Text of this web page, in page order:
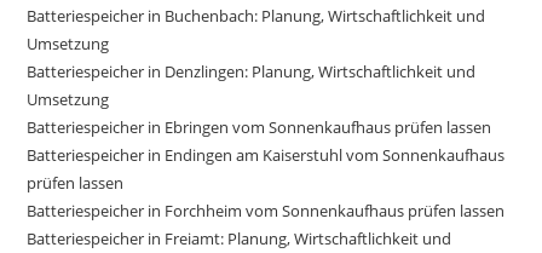
Batteriespeicher in Buchenbach: Planung, Wirtschaftlichkeit und
Umsetzung
Batteriespeicher in Denzlingen: Planung, Wirtschaftlichkeit und
Umsetzung
Batteriespeicher in Ebringen vom Sonnenkaufhaus prüfen lassen
Batteriespeicher in Endingen am Kaiserstuhl vom Sonnenkaufhaus
prüfen lassen
Batteriespeicher in Forchheim vom Sonnenkaufhaus prüfen lassen
Batteriespeicher in Freiamt: Planung, Wirtschaftlichkeit und